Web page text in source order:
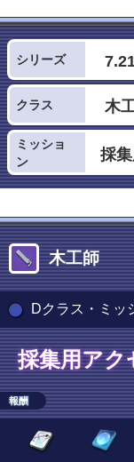
シリーズ
クラス
ミッショ
ン
木工師
Dクラス・ミッ
採集用アク
報酬